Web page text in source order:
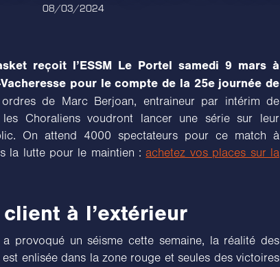
08/03/2024
reçoit l’ESSM Le Portel samedi 9 mars à
pour le compte de la 25e journée de
de Marc Berjoan, entraineur par intérim de
les Choraliens voudront lancer une série sur leur
On attend 4000 spectateurs pour ce match à
la lutte pour le maintien :achetez vos places sur la
à l’extérieur
a provoqué un séisme cette semaine, la réalité des
enlisée dans la zone rouge et seules des victoires